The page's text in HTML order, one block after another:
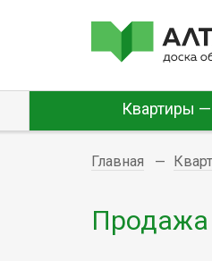
Квартиры
Главная
Продажа